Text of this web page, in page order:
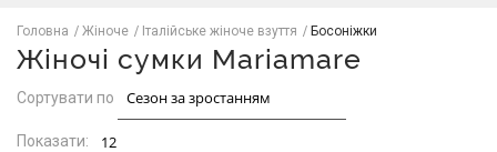
Головна Жіноче Італійське жіноче взуття Босоніжки
Жіночі сумки Mariamare
Сортувати по
Показати: